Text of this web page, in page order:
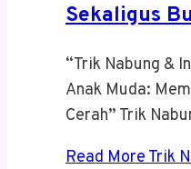
Sekaligus
“Trik Nabung &
Anak Muda:
Cerah” Trik
Read MoreTrik